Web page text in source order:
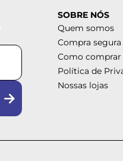
SOBRE NÓS
Quem somos
Compra segura
Como comprar
Política de
Nossas lojas